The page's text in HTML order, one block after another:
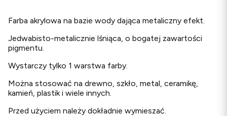
Farba akrylowa na bazie wody dająca metaliczny efekt.
Jedwabisto-metalicznie lśniąca, o bogatej zawartości
pigmentu.
Wystarczy tylko 1 warstwa farby.
Można stosować na drewno, szkło, metal, ceramikę,
kamień, plastik i wiele innych.
Przed użyciem należy dokładnie wymieszać.